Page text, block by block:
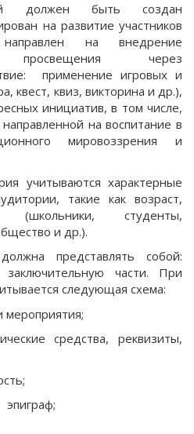
должен быть создан
на развитие участников
на внедрение
просвещения через
применение игровых и
квест, квиз, викторина и др.),
инициатив, в том числе,
на воспитание в
мировоззрения и
учитываются характерные
такие как возраст,
(школьники, студенты,
и др.).
представлять собой:
части. При
следующая схема:
мероприятия;
средства, реквизиты,